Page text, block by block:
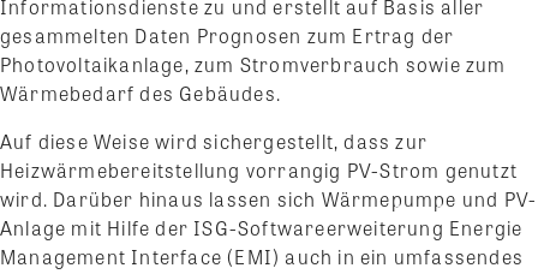
Informationsdienste zu und erstellt auf Basis aller
gesammelten Daten Prognosen zum Ertrag der
Photovoltaikanlage, zum Stromverbrauch sowie zum
Wärmebedarf des Gebäudes.
Auf diese Weise wird sichergestellt, dass zur
Heizwärmebereitstellung vorrangig PV-Strom genutzt
wird. Darüber hinaus lassen sich Wärmepumpe und PV-
Anlage mit Hilfe der ISG-Softwareerweiterung Energie
Management Interface (EMI) auch in ein umfassendes